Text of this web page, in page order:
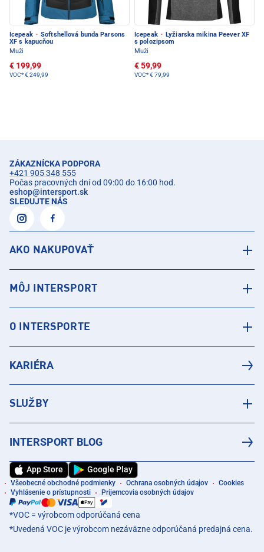
Icepeak · Softshellová bunda Parsons
XF s kapucňou
Muži
€ 199,99
VOC*€ 249,99
Icepeak · Lyžiarska mikina Peever XF
s polozipsom
Muži
€ 59,99
VOC*€ 79,99
ZÁKAZNÍCKA PODPORA
+421 905 348 555
Počas pracovných dní od 09:00 do 16:00 hod.
eshop@intersport.sk
SLEDUJTE NÁS
AKO NAKUPOVAŤ
MÔJ INTERSPORT
O INTERSPORTE
KARIÉRA
SLUŽBY
INTERSPORT BLOG
App Store Google Play
Všeobecné obchodné podmienky Ochrana osobných údajov
Cookies
Vyhlásenie o prístupnosti
Príjemcovia osobných údajov
*VOC = výrobcom odporúčaná cena
*Uvedená VOC je výrobcom nezáväzne odporúčaná predajná cena.